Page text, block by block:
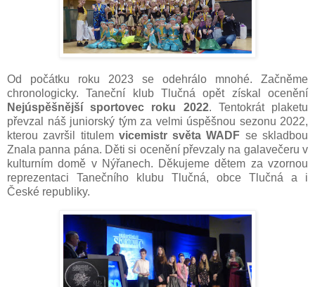
Od počátku roku 2023 se odehrálo mnohé. Začněme
chronologicky. Taneční klub Tlučná opět získal ocenění
Nejúspěšnější sportovec roku 2022. Tentokrát plaketu
převzal náš juniorský tým za velmi úspěšnou sezonu 2022,
kterou završil titulem vicemistr světa WADF se skladbou
Znala panna pána. Děti si ocenění převzaly na galavečeru v
kulturním domě v Nýřanech. Děkujeme dětem za vzornou
reprezentaci Tanečního klubu Tlučná, obce Tlučná a i
České republiky.